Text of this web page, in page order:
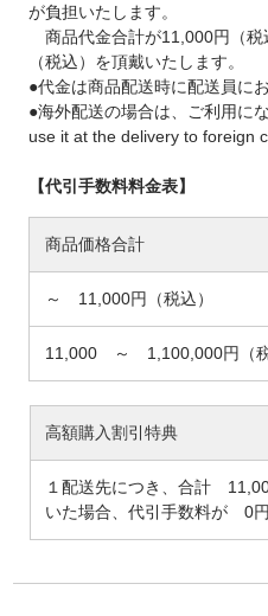
が負担いたします。
商品代金合計が11,000円（税
（税込）を頂戴いたします。
●代金は商品配送時に配送員に
●海外配送の場合は、ご利用に
use it at the delivery to foreign
【代引手数料料金表】
商品価格合計
～ 11,000円（税込）
11,000 ～ 1,100,000円（税
高額購入割引特典
１配送先につき、合計
いた場合、代引手数料が 0円